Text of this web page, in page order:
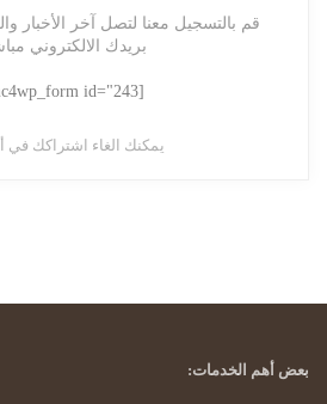
قم بالتسجيل معنا لتصل آخر الأخبار
بريدك الالكتروني
[mc4wp_form id="243"]
يمكنك الغاء اشتراكك
بعض أهم الخدمات: